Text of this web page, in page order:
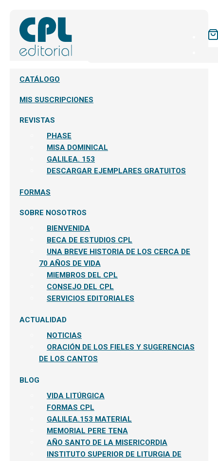
CATÁLOGO
MIS SUSCRIPCIONES
REVISTAS
PHASE
MISA DOMINICAL
GALILEA. 153
DESCARGAR EJEMPLARES GRATUITOS
FORMAS
SOBRE NOSOTROS
BIENVENIDA
BECA DE ESTUDIOS CPL
UNA BREVE HISTORIA DE LOS CERCA DE
70 AÑOS DE VIDA
MIEMBROS DEL CPL
CONSEJO DEL CPL
SERVICIOS EDITORIALES
ACTUALIDAD
NOTICIAS
ORACIÓN DE LOS FIELES Y SUGERENCIAS
DE LOS CANTOS
BLOG
VIDA LITÚRGICA
FORMAS CPL
GALILEA.153 MATERIAL
MEMORIAL PERE TENA
AÑO SANTO DE LA MISERICORDIA
INSTITUTO SUPERIOR DE LITURGIA DE